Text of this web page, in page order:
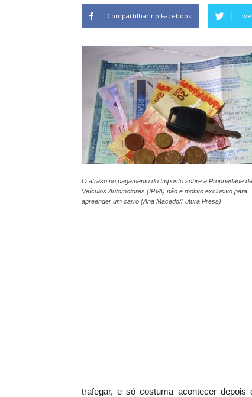
Compartilhar no Facebook
O atraso no pagamento do Imposto sobre a Propriedade de
Veículos Automotores (IPVA) não é motivo exclusivo para
apreender um carro (Ana Macedo/Futura Press)
trafegar, e só costuma acontecer